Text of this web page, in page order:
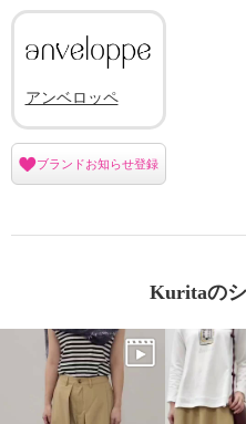
アンベロッペ
ブランドお知らせ登録
Kuritaの